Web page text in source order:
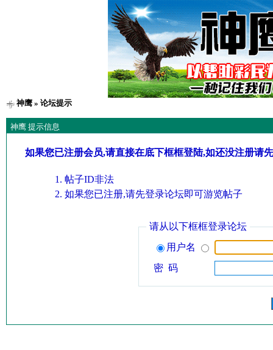
神鹰» 论坛提示
神鹰 提示信息
如果您已注册会员,请直接在底下框框登陆,如还没注册请
帖子ID非法
如果您已注册,请先登录论坛即可游览帖子
请从以下框框登录论坛
用户名
密 码